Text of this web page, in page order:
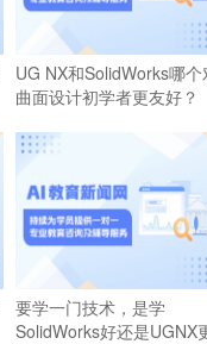
UG NX和SolidWorks哪个
曲面设计初学者更友好？
要学一门技术，是学
SolidWorks好还是UGNX